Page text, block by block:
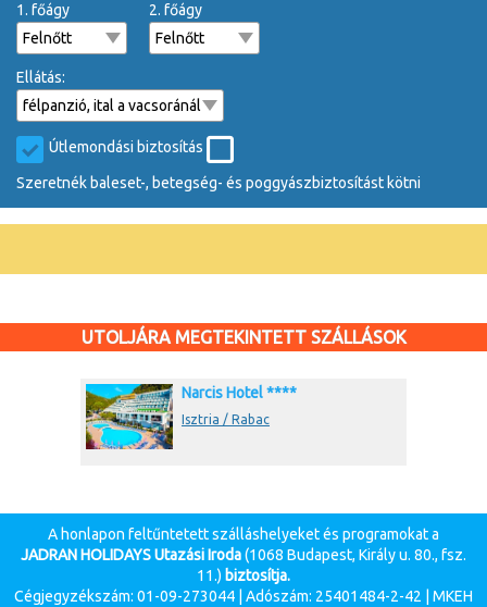
1. főágy 2. főágy
Ellátás:
Útlemondási biztosítás
Szeretnék baleset-, betegség- és poggyászbiztosítást kötni
UTOLJÁRA MEGTEKINTETT SZÁLLÁSOK
Narcis Hotel ****
Isztria / Rabac
A honlapon feltűntetett szálláshelyeket és programokat a
JADRAN HOLIDAYS Utazási Iroda(1068 Budapest, Király u. 80., fsz.
11.) biztosítja.
Cégjegyzékszám: 01-09-273044 | Adószám: 25401484-2-42 | MKEH